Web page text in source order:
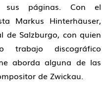
páginas. Con el
Markus Hinterhäuser,
de Salzburgo, con quien
discográfico
aborda alguna de las
de Zwickau.